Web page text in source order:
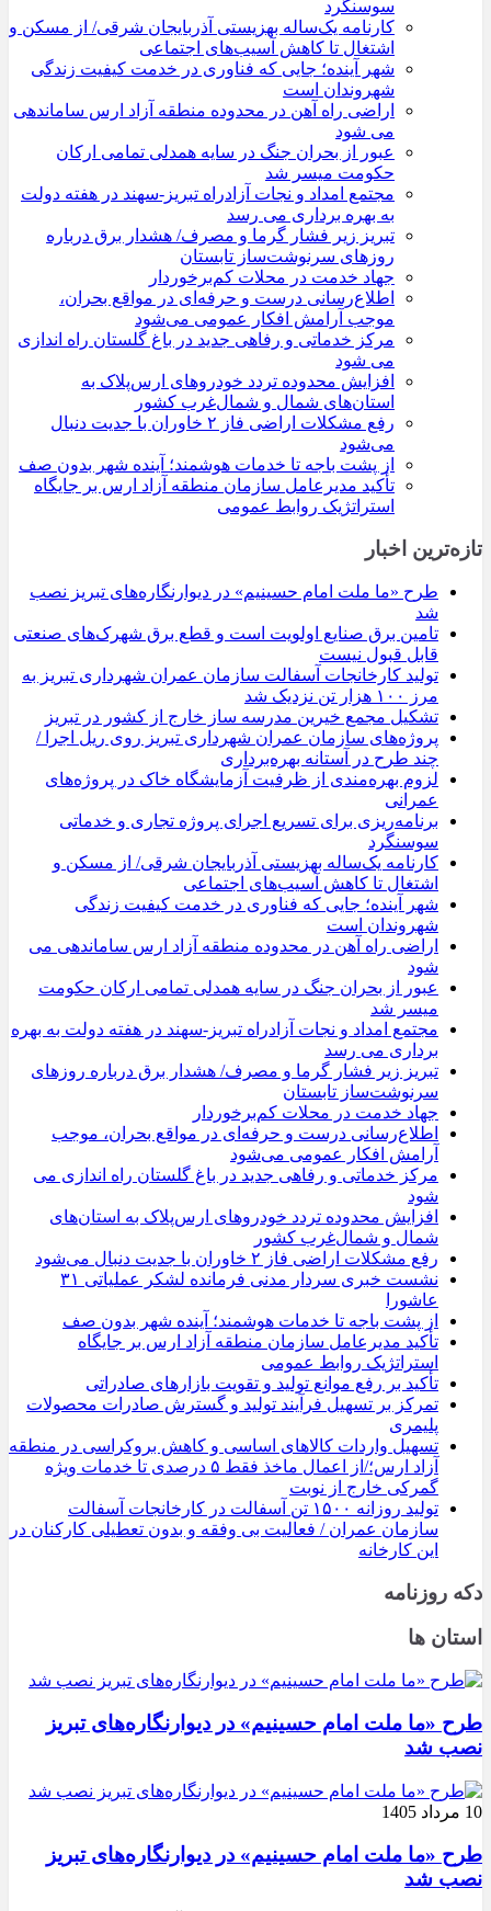
سوسنگرد
کارنامه یک‌ساله بهزیستی آذربایجان شرقی/ از مسکن و
اشتغال تا کاهش آسیب‌های اجتماعی
شهر آینده؛ جایی که فناوری در خدمت کیفیت زندگی
شهروندان است
اراضی راه آهن در محدوده منطقه آزاد ارس ساماندهی
می شود
عبور از بحران جنگ در سایه همدلی تمامی ارکان
حکومت میسر شد
مجتمع امداد و نجات آزادراه تبریز-سهند در هفته دولت
به بهره ‌برداری می‌ رسد
تبریز زیر فشار گرما و مصرف/ هشدار برق درباره
روزهای سرنوشت‌ساز تابستان
جهاد خدمت در محلات کم‌برخوردار
اطلاع‌رسانی درست و حرفه‌ای در مواقع بحران،
موجب آرامش افکار عمومی می‌شود
مرکز خدماتی و رفاهی جدید در باغ گلستان راه اندازی
می شود
افزایش محدوده تردد خودروهای ارس‌پلاک به
استان‌های شمال و شمال‌غرب کشور
رفع مشکلات اراضی فاز ۲ خاوران با جدیت دنبال
می‌شود
از پشت باجه تا خدمات هوشمند؛ آینده شهر بدون صف
تأکید مدیرعامل سازمان منطقه آزاد ارس بر جایگاه
استراتژیک روابط عمومی
تازه‌ترین اخبار
طرح «ما ملت امام حسینیم» در دیوارنگاره‌های تبریز نصب
شد
تامین برق صنایع اولویت است و قطع برق شهرک‌های صنعتی
قابل قبول نیست
تولید کارخانجات آسفالت سازمان عمران شهرداری تبریز به
مرز ۱۰۰ هزار تن نزدیک شد
تشکیل مجمع خیرین مدرسه ‌ساز خارج از کشور در تبریز
پروژه‌های سازمان عمران شهرداری تبریز روی ریل اجرا /
چند طرح در آستانه بهره‌برداری
لزوم بهره‌مندی از ظرفیت آزمایشگاه خاک در پروژه‌های
عمرانی
برنامه‌ریزی برای تسریع اجرای پروژه تجاری و خدماتی
سوسنگرد
کارنامه یک‌ساله بهزیستی آذربایجان شرقی/ از مسکن و
اشتغال تا کاهش آسیب‌های اجتماعی
شهر آینده؛ جایی که فناوری در خدمت کیفیت زندگی
شهروندان است
اراضی راه آهن در محدوده منطقه آزاد ارس ساماندهی می
شود
عبور از بحران جنگ در سایه همدلی تمامی ارکان حکومت
میسر شد
مجتمع امداد و نجات آزادراه تبریز-سهند در هفته دولت به بهره
‌برداری می‌ رسد
تبریز زیر فشار گرما و مصرف/ هشدار برق درباره روزهای
سرنوشت‌ساز تابستان
جهاد خدمت در محلات کم‌برخوردار
اطلاع‌رسانی درست و حرفه‌ای در مواقع بحران، موجب
آرامش افکار عمومی می‌شود
مرکز خدماتی و رفاهی جدید در باغ گلستان راه اندازی می
شود
افزایش محدوده تردد خودروهای ارس‌پلاک به استان‌های
شمال و شمال‌غرب کشور
رفع مشکلات اراضی فاز ۲ خاوران با جدیت دنبال می‌شود
نشست خبری سردار مدنی فرمانده لشکر عملیاتی ۳۱
عاشورا
از پشت باجه تا خدمات هوشمند؛ آینده شهر بدون صف
تأکید مدیرعامل سازمان منطقه آزاد ارس بر جایگاه
استراتژیک روابط عمومی
تأکید بر رفع موانع تولید و تقویت بازارهای صادراتی
تمرکز بر تسهیل فرآیند تولید و گسترش صادرات محصولات
پلیمری
تسهیل واردات کالاهای اساسی و کاهش بروکراسی در منطقه
آزاد ارس؛/از اعمال ماخذ فقط ۵ درصدی تا خدمات ویژه
گمرکی خارج از نوبت
تولید روزانه ۱۵۰۰ تن آسفالت در کارخانجات آسفالت
سازمان عمران / فعالیت بی وفقه و بدون تعطیلی کارکنان در
این کارخانه
دکه روزنامه
استان ها
طرح «ما ملت امام حسینیم» در دیوارنگاره‌های تبریز
نصب شد
10 مرداد 1405
طرح «ما ملت امام حسینیم» در دیوارنگاره‌های تبریز
نصب شد